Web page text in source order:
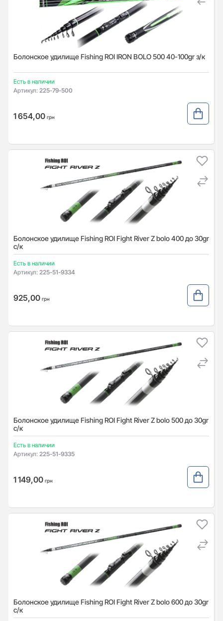
Болонское удилище Fishing ROI IRON BOLO 500 40-100gr з/к
Есть в наличии
Артикул: 225-79-500
1 654,00 грн
Болонское удилище Fishing ROI Fight River Z bolo 400 до 30gr
с/к
Есть в наличии
Артикул: 225-51-9334
925,00 грн
Болонское удилище Fishing ROI Fight River Z bolo 500 до 30gr
с/к
Есть в наличии
Артикул: 225-51-9335
1 149,00 грн
Болонское удилище Fishing ROI Fight River Z bolo 600 до 30gr
с/к